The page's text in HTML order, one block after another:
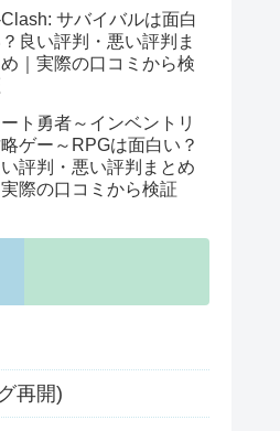
サバイバルは面白
良い評判・悪い評判ま
｜実際の口コミから検
ト勇者～インベントリ
ゲー～RPGは面白い？
評判・悪い評判まとめ
実際の口コミから検証
再開)